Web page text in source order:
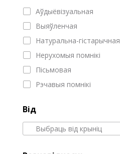
Аўдыёвізуальная
Выяўленчая
Натуральна-гістарычная
Нерухомыя помнікі
Пісьмовая
Рэчавыя помнікі
Від
Выбраць від крыніц